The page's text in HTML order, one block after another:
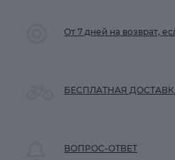
От 7 дней на возврат,
БЕСПЛАТНАЯ
ВОПРОС-ОТВЕТ